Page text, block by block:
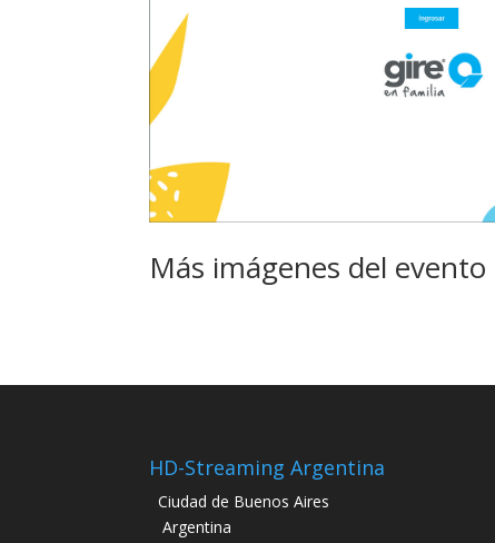
Más imágenes del evento
HD-Streaming Argentina
Ciudad de Buenos Aires
Argentina